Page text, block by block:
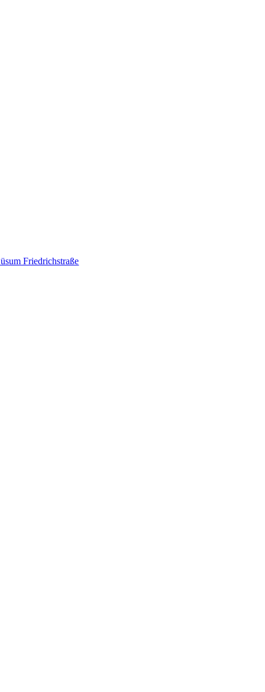
Friedrichstraße